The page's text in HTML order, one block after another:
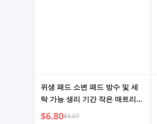
위생 패드 소변 패드 방수 및 세
탁 가능 생리 기간 작은 매트리스
특수 케이스 휴일 수면 침대 상단
$6.80$9.07